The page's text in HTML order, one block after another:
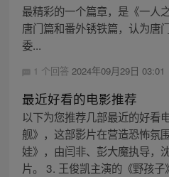
最精彩的一个篇章，是《一人
唐门篇和番外锈铁篇，认为唐
委...
1 个回答 2024年09月29日 03:01
最近好看的电影推荐
以下为您推荐几部最近的好看
舰》，这部影片在营造恐怖氛
娃》，由闫非、彭大魔执导，
片。 3. 王俊凯主演的《野孩子